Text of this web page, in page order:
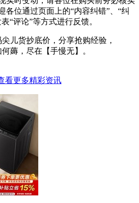
各位通过页面上的“内容纠错”、“纠
“评论”等方式进行反馈。
儿货抄底价，分享抢购经验，
薅，尽在【手慢无】。
看更多精彩资讯